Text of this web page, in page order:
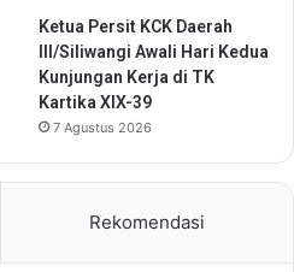
Ketua Persit KCK Daerah
III/Siliwangi Awali Hari Kedua
Kunjungan Kerja di TK
Kartika XIX-39
7 Agustus 2026
Rekomendasi